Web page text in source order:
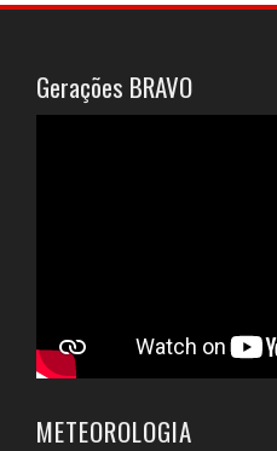
Gerações BRAVO
METEOROLOGIA